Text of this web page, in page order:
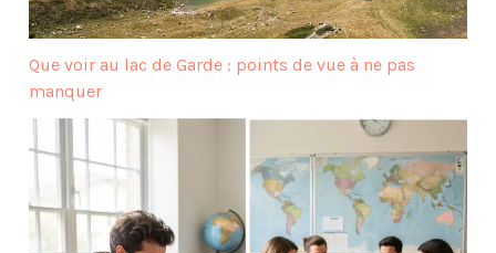
Que voir au lac de Garde : points de vue à ne pas
manquer